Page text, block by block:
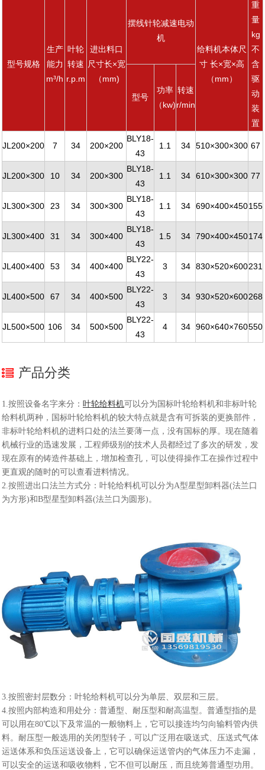
型号规格
生产
能力
m³/h
叶轮
转速
r.p.m
进出料口
尺寸长×宽
（mm)
摆线针轮减速电动
机
给料机本体尺
寸 长×宽×高
（mm）
重
量
kg
不
含
驱
动
装
置
型号
功率
（kw)
转速
r/min
JL200×200 7 34 200×200
BLY18-
43
1.1 34 510×300×300 67
JL200×300 10 34 200×300
BLY18-
43
1.1 34 610×300×300 77
JL300×300 23 34 300×300
BLY18-
43
1.1 34 690×400×450155
JL300×400 31 34 300×400
BLY18-
43
1.5 34 790×400×450174
JL400×400 53 34 400×400
BLY22-
43
3 34 830×520×600231
JL400×500 67 34 400×500
BLY22-
43
3 34 930×520×600268
JL500×500 106 34 500×500
BLY22-
43
4 34 960×640×760550
产品分类
1.按照设备名字来分： 叶轮给料机可以分为国标叶轮给料机和非标叶轮
给料机两种，国标叶轮给料机的较大特点就是含有可拆装的更换部件，
非标叶轮给料机的进料口处的法兰要薄一点，没有国标的厚。现在随着
机械行业的迅速发展，工程师级别的技术人员都经过了多次的研发，发
现在原有的铸造件基础上，增加检查孔，可以使得操作工在操作过程中
更直观的随时的可以查看进料情况。
2.按照进出口法兰方式分：叶轮给料机可以分为A型星型卸料器(法兰口
为方形)和B型星型卸料器(法兰口为圆形)。
3.按照密封层数分：叶轮给料机可以分为单层、双层和三层。
4.按照内部构造和用处分：普通型、耐压型和耐高温型。普通型指的是
可以用在80℃以下及常温的一般物料上，它可以接连均匀向输料管内供
料。耐压型一般选用的关闭型转子，可以广泛用在吸送式、压送式气体
运送体系和负压运送设备上，它可以确保运送管内的气体压力不走漏，
可以安全的运送和吸收物料，它不但可以耐压，而且统筹普通型功用。